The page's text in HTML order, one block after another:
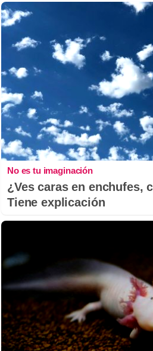
No es tu imaginación
¿Ves caras en enchufes,
Tiene explicación